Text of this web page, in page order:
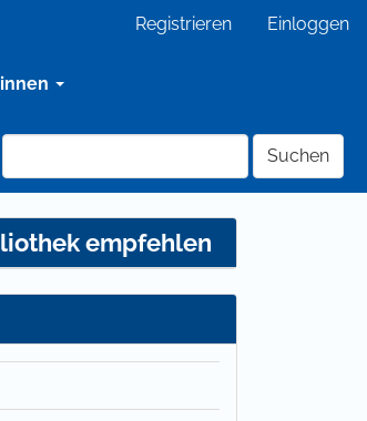
Registrieren Einloggen
Suchen
empfehlen